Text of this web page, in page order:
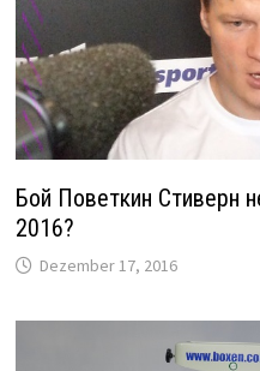
Бой Поветкин Стиверн
2016?
Dezember 17, 2016